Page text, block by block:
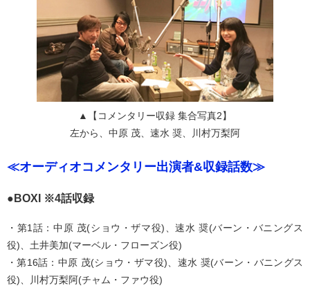
▲【コメンタリー収録 集合写真2】
左から、中原 茂、速水 奨、川村万梨阿
≪オーディオコメンタリー出演者&収録話数≫
●BOXI ※4話収録
・第1話：中原 茂(ショウ・ザマ役)、速水 奨(バーン・バニングス
役)、土井美加(マーベル・フローズン役)
・第16話：中原 茂(ショウ・ザマ役)、速水 奨(バーン・バニングス
役)、川村万梨阿(チャム・ファウ役)